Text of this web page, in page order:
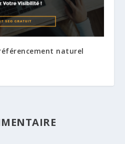
naturel